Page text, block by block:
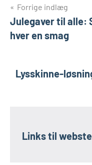
Forrige indlæg
Julegaver til alle:
hver en smag
Lysskinne-
Links til